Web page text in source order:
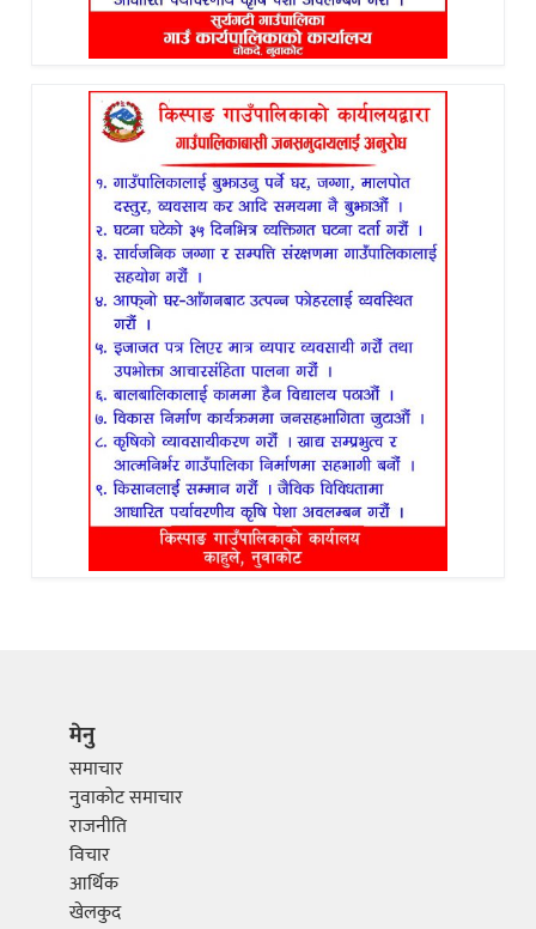
मेनु
समाचार
नुवाकोट समाचार
राजनीति
विचार
आर्थिक
खेलकुद